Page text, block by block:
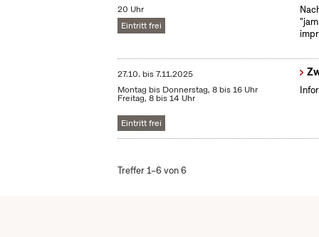
20 Uhr
Eintritt frei
27.10. bis7.11.2025
Montag bis Donnerstag, 8 bis 16 Uhr
Freitag, 8 bis 14 Uhr
Eintritt frei
Treffer 1–6 von 6